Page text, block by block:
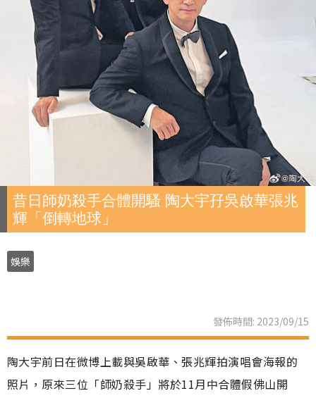
昔日師奶殺手合體開騷 陶大宇孖吳啟華張兆
輝「倒轉地球」
娛樂
發佈時間: 2023/09/15
陶大宇前日在微博上載與吳啟華、張兆輝拍演唱會海報的
照片，原來三位「師奶殺手」將於11月中合體假佛山開